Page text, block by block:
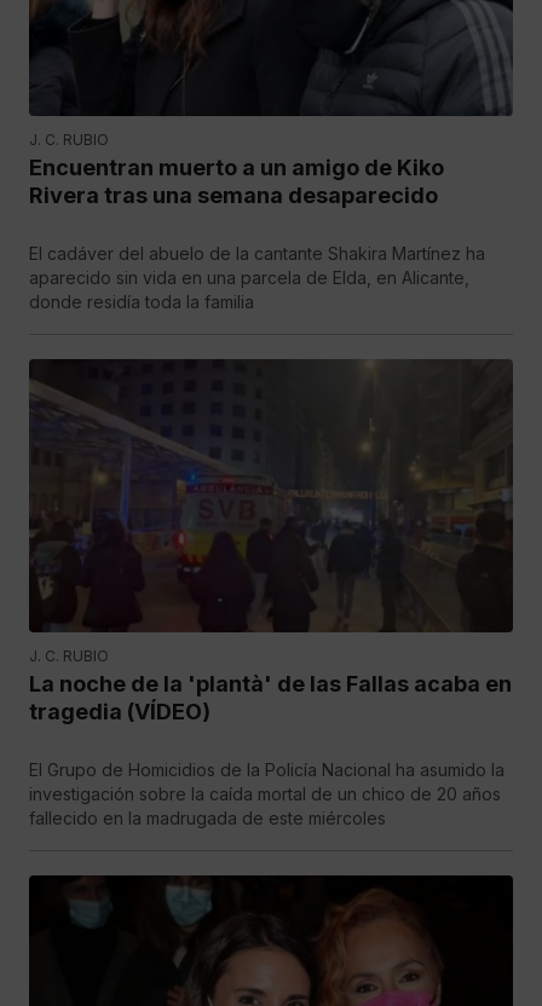
J. C. RUBIO
Encuentran muerto a un amigo de Kiko
Rivera tras una semana desaparecido
El cadáver del abuelo de la cantante Shakira Martínez ha
aparecido sin vida en una parcela de Elda, en Alicante,
donde residía toda la familia
J. C. RUBIO
La noche de la 'plantà' de las Fallas acaba en
tragedia (VÍDEO)
El Grupo de Homicidios de la Policía Nacional ha asumido la
investigación sobre la caída mortal de un chico de 20 años
fallecido en la madrugada de este miércoles